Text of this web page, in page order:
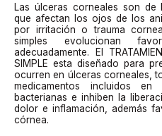
Las úlceras corneales son de
que afectan los ojos de los
por irritación o trauma
simples evolucionan
adecuadamente. El
SIMPLE esta diseñado para
ocurren en úlceras corneales,
medicamentos incluidos
bacterianas e inhiben la
dolor e inflamación, además
córnea.